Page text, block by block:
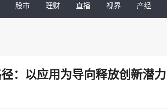
股市 理财 直播 视界 产经
：以应用为导向释放创新潜力